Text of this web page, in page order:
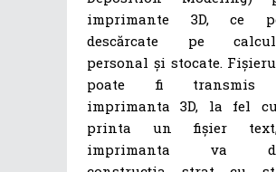
imprimante 3D, ce
descărcate pe
personal și stocate.
poate fi transmis
imprimanta 3D, la fel
printa un fișier
imprimanta va